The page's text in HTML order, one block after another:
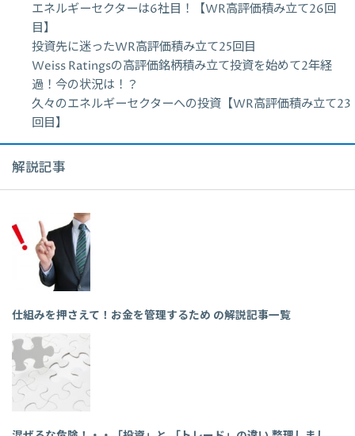
エネルギーセクターは6社目！【WR高評価積み立て26回
目】
投資先に迷ったWR高評価積み立て25回目
Weiss Ratingsの高評価銘柄積み立て投資を始めて2年経
過！今の状況は！？
久々のエネルギーセクターへの投資【WR高評価積み立て23
回目】
解説記事
仕組みを押さえて！お金を管理するため の解説記事一覧